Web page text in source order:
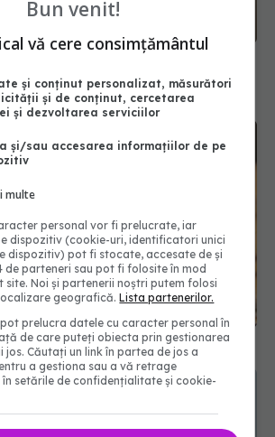
prea sărată cu o felie de pâine
Bun venit!
vă cere consimțământul
și conținut personalizat, măsurători
și de conținut, cercetarea
și dezvoltarea serviciilor
și/sau accesarea informațiilor de pe
multe
personal vor fi prelucrate, iar
dispozitiv (cookie-uri, identificatori unici
dispozitiv) pot fi stocate, accesate de și
de parteneri sau pot fi folosite în mod
site. Noi și partenerii noștri putem folosi
geografică.Lista partenerilor.
prelucra datele cu caracter personal în
de care puteți obiecta prin gestionarea
jos. Căutați un link în partea de jos a
a gestiona sau a vă retrage
setările de confidențialitate și cookie-